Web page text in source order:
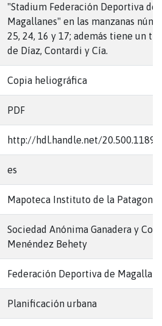
"Stadium Federación Deportiva de
Magallanes" en las manzanas
25, 24, 16 y 17; además tiene un
de Díaz, Contardi y Cía.
Copia heliográfica
PDF
http://hdl.handle.net/
es
Mapoteca Instituto de la Patagonia
Sociedad Anónima Ganadera y
Menéndez Behety
Federación Deportiva de
Planificación urbana